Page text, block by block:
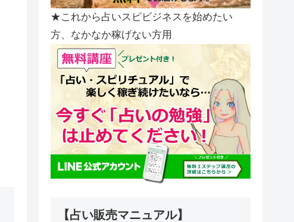
★これから占いスピビジネスを始めたい
方、なかなか稼げない方用
【占い販売マニュアル】